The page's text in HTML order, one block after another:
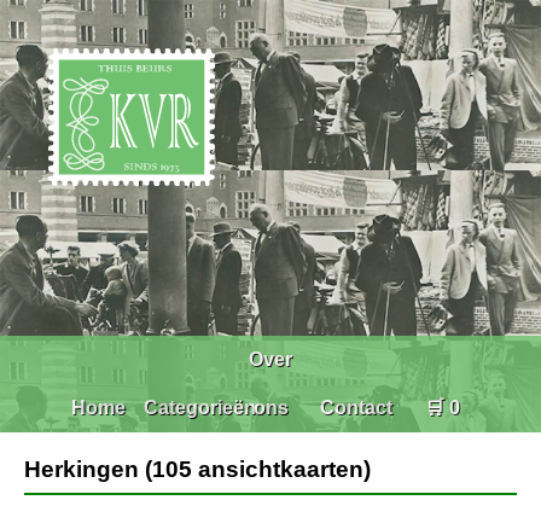
Home Categorieën
Over
ons Contact 🛒 0
Herkingen (105 ansichtkaarten)